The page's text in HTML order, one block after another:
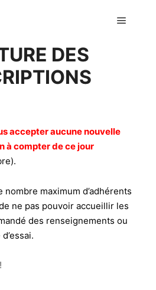
2024
DES
accepter aucune nouvelle
à compter de ce jour
nombre maximum d’adhérents
ne pas pouvoir accueillir les
des renseignements ou